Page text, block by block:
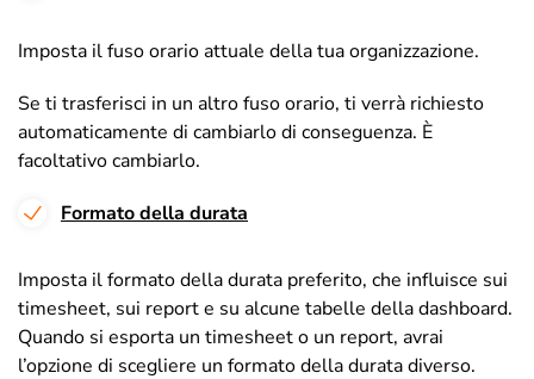
Imposta il fuso orario attuale della tua organizzazione.
Se ti trasferisci in un altro fuso orario, ti verrà richiesto
automaticamente di cambiarlo di conseguenza. È
facoltativo cambiarlo.
Formato della durata
Imposta il formato della durata preferito, che influisce sui
timesheet, sui report e su alcune tabelle della dashboard.
Quando si esporta un timesheet o un report, avrai
l’opzione di scegliere un formato della durata diverso.